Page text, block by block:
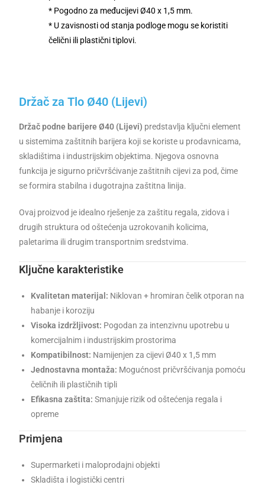
* Pogodno za međucijevi Ø40 x 1,5 mm.
* U zavisnosti od stanja podloge mogu se koristiti
čelični ili plastični tiplovi.
Držač za Tlo Ø40 (Lijevi)
Držač podne barijere Ø40 (Lijevi) predstavlja ključni element
u sistemima zaštitnih barijera koji se koriste u prodavnicama,
skladištima i industrijskim objektima. Njegova osnovna
funkcija je sigurno pričvršćivanje zaštitnih cijevi za pod, čime
se formira stabilna i dugotrajna zaštitna linija.
Ovaj proizvod je idealno rješenje za zaštitu regala, zidova i
drugih struktura od oštećenja uzrokovanih kolicima,
paletarima ili drugim transportnim sredstvima.
Ključne karakteristike
Kvalitetan materijal: Niklovan + hromiran čelik otporan na
habanje i koroziju
Visoka izdržljivost: Pogodan za intenzivnu upotrebu u
komercijalnim i industrijskim prostorima
Kompatibilnost: Namijenjen za cijevi Ø40 x 1,5 mm
Jednostavna montaža: Mogućnost pričvršćivanja pomoću
čeličnih ili plastičnih tipli
Efikasna zaštita: Smanjuje rizik od oštećenja regala i
opreme
Primjena
Supermarketi i maloprodajni objekti
Skladišta i logistički centri